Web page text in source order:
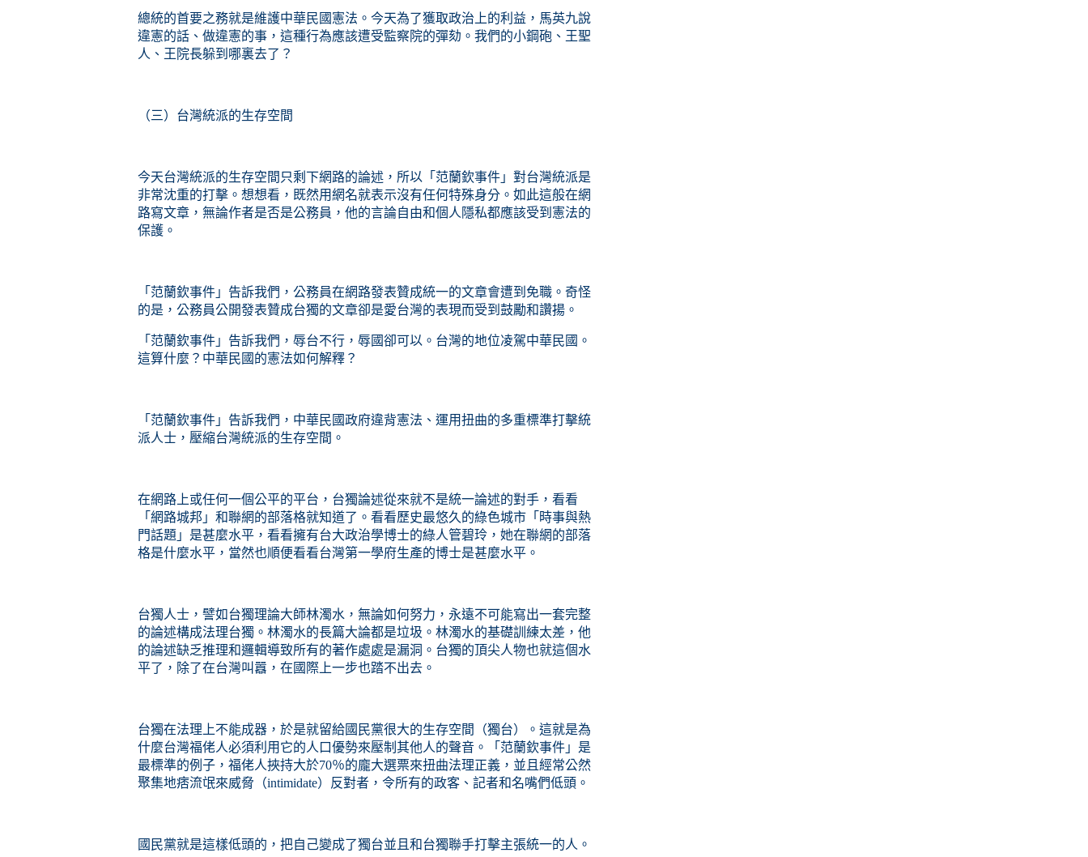
總統的首要之務就是維護中華民國憲法。今天為了獲取政治上的利益，馬英九說
違憲的話、做違憲的事，這種行為應該遭受監察院的彈劾。我們的小鋼砲、王聖
人、王院長躲到哪裏去了？
（三）台灣統派的生存空間
今天台灣統派的生存空間只剩下網路的論述，所以「范蘭欽事件」對台灣統派是
非常沈重的打擊。想想看，既然用網名就表示沒有任何特殊身分。如此這般在網
路寫文章，無論作者是否是公務員，他的言論自由和個人隱私都應該受到憲法的
保護。
「范蘭欽事件」告訴我們，公務員在網路發表贊成統一的文章會遭到免職。奇怪
的是，公務員公開發表贊成台獨的文章卻是愛台灣的表現而受到鼓勵和讚揚。
「范蘭欽事件」告訴我們，辱台不行，辱國卻可以。台灣的地位凌駕中華民國。
這算什麼？中華民國的憲法如何解釋？
「范蘭欽事件」告訴我們，中華民國政府違背憲法、運用扭曲的多重標準打擊統
派人士，壓縮台灣統派的生存空間。
在網路上或任何一個公平的平台，台獨論述從來就不是統一論述的對手，看看
「網路城邦」和聯網的部落格就知道了。看看歷史最悠久的綠色城市「時事與熱
門話題」是甚麼水平，看看擁有台大政治學博士的綠人管碧玲，她在聯網的部落
格是什麼水平，當然也順便看看台灣第一學府生產的博士是甚麼水平。
台獨人士，譬如台獨理論大師林濁水，無論如何努力，永遠不可能寫出一套完整
的論述構成法理台獨。林濁水的長篇大論都是垃圾。林濁水的基礎訓練太差，他
的論述缺乏推理和邏輯導致所有的著作處處是漏洞。台獨的頂尖人物也就這個水
平了，除了在台灣叫囂，在國際上一步也踏不出去。
台獨在法理上不能成器， 於是就留給國民黨很大的生存空間（獨台）。這就是為
什麼台灣福佬人必須利用它的人口優勢來壓制其他人的聲音。「范蘭欽事件」是
最標準的例子，福佬人挾持大於70％的龐大選票來扭曲法理正義，並且經常公然
聚集地痞流氓來威脅（intimidate）反對者，令所有的政客、記者和名嘴們低頭。
國民黨就是這樣低頭的，把自己變成了獨台並且和台獨聯手打擊主張統一的人。